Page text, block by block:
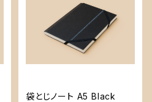
袋とじノート A5 Black